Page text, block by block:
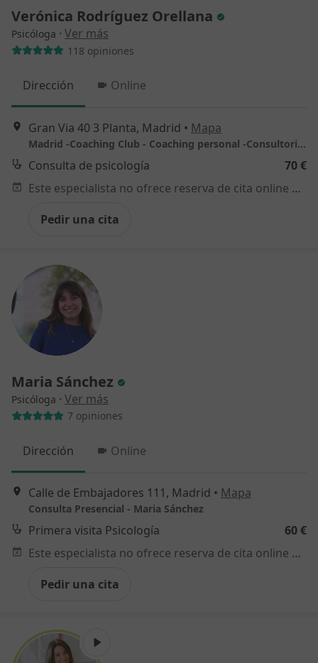
Verónica Rodríguez Orellana
Psicóloga · Ver más
118 opiniones
Dirección Online
Gran Via 40 3 Planta, Madrid • Mapa
Madrid -Coaching Club - Coaching personal -Consultorio privado
Consulta de psicología
70 €
Este especialista no ofrece reserva de cita online en esta dirección.
Pedir una cita
Maria Sánchez
Psicóloga · Ver más
7 opiniones
Dirección Online
Calle de Embajadores 111, Madrid • Mapa
Consulta Presencial - Maria Sánchez
Primera visita Psicología
60 €
Este especialista no ofrece reserva de cita online en esta dirección.
Pedir una cita